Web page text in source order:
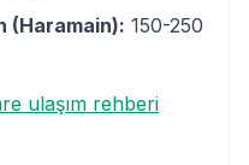
(Haramain): 150-250
ulaşım rehberi